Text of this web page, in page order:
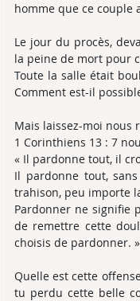
homme que ce couple
Le jour du procès,
la peine de mort pour
Toute la salle était
Comment est-il
Mais laissez-moi nous
1 Corinthiens 13 : 7
« Il pardonne tout, il
Il pardonne tout,
trahison, peu importe
Pardonner ne signifie
de remettre cette
choisis de pardonner.
Quelle est cette
tu perdu cette belle